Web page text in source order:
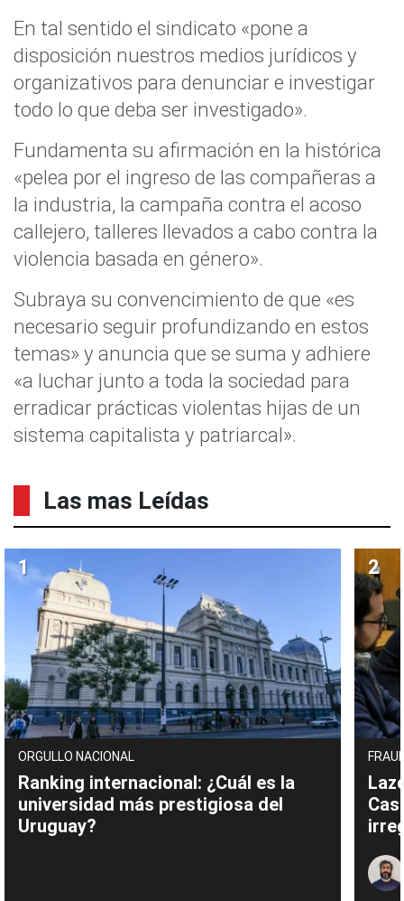
En tal sentido el sindicato «pone a
disposición nuestros medios jurídicos y
organizativos para denunciar e investigar
todo lo que deba ser investigado».
Fundamenta su afirmación en la histórica
«pelea por el ingreso de las compañeras a
la industria, la campaña contra el acoso
callejero, talleres llevados a cabo contra la
violencia basada en género».
Subraya su convencimiento de que «es
necesario seguir profundizando en estos
temas» y anuncia que se suma y adhiere
«a luchar junto a toda la sociedad para
erradicar prácticas violentas hijas de un
sistema capitalista y patriarcal».
Las mas Leídas
ORGULLO NACIONAL
Ranking internacional: ¿Cuál es la
universidad más prestigiosa del
Uruguay?